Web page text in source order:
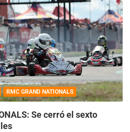
RMC GRAND NATIONALS
Se cerró el sexto